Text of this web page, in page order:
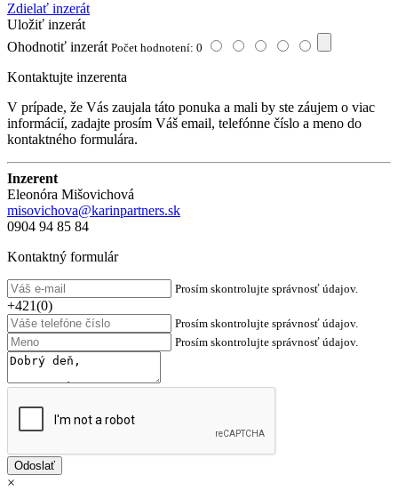
Zdielať inzerát
Uložiť inzerát
Ohodnotiť inzerát Počet hodnotení: 0
Kontaktujte inzerenta
V prípade, že Vás zaujala táto ponuka a mali by ste záujem o viac
informácií, zadajte prosím Váš email, telefónne číslo a meno do
kontaktného formulára.
Inzerent
Eleonóra Mišovichová
misovichova@karinpartners.sk
0904 94 85 84
Kontaktný formulár
Prosím skontrolujte správnosť údajov.
+421(0)
Prosím skontrolujte správnosť údajov.
Prosím skontrolujte správnosť údajov.
×